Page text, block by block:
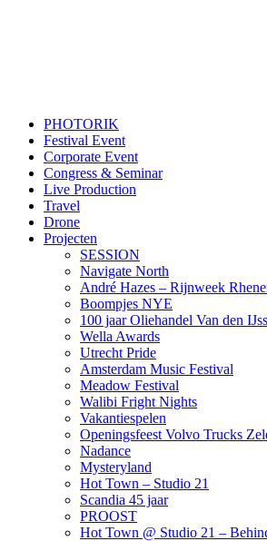
PHOTORIK
Festival Event
Corporate Event
Congress & Seminar
Live Production
Travel
Drone
Projecten
SESSION
Navigate North
André Hazes – Rijnweek
Boompjes NYE
100 jaar Oliehandel Van den
Wella Awards
Utrecht Pride
Amsterdam Music Festival
Meadow Festival
Walibi Fright Nights
Vakantiespelen
Openingsfeest Volvo Trucks
Nadance
Mysteryland
Hot Town – Studio 21
Scandia 45 jaar
PROOST
Hot Town @ Studio 21 –